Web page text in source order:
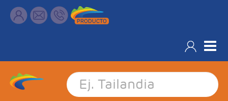
Información Destinos América